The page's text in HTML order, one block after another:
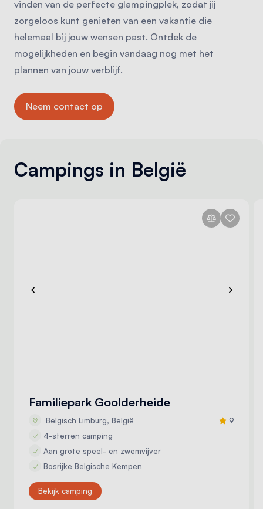
vinden van de perfecte glampingplek, zodat jij
zorgeloos kunt genieten van een vakantie die
helemaal bij jouw wensen past. Ontdek de
mogelijkheden en begin vandaag nog met het
plannen van jouw verblijf.
Neem contact op
Campings in België
Familiepark Goolderheide
Belgisch Limburg, België
9
4-sterren camping
Aan grote speel- en zwemvijver
Bosrijke Belgische Kempen
Bekijk camping